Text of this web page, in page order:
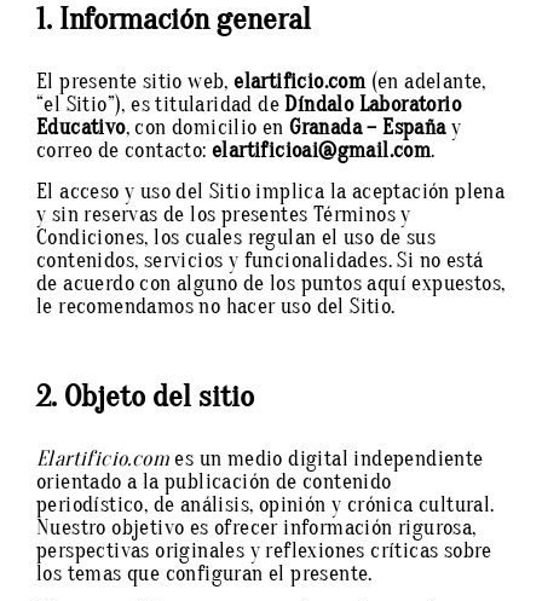
1. Información general
El presente sitio web,elartificio.com(en adelante,
“el Sitio”), es titularidad deDíndalo Laboratorio
Educativo, con domicilio enGranada – Españay
correo de contacto: elartificioai@gmail.com.
El acceso y uso del Sitio implica la aceptación plena
y sin reservas de los presentes Términos y
Condiciones, los cuales regulan el uso de sus
contenidos, servicios y funcionalidades. Si no está
de acuerdo con alguno de los puntos aquí expuestos,
le recomendamos no hacer uso del Sitio.
2. Objeto del sitio
Elartificio.comes un medio digital independiente
orientado a la publicación de contenido
periodístico, de análisis, opinión y crónica cultural.
Nuestro objetivo es ofrecer información rigurosa,
perspectivas originales y reflexiones críticas sobre
los temas que configuran el presente.